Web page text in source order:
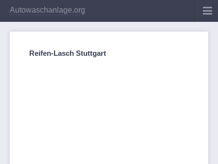
Autowaschanlage.org
Reifen-Lasch Stuttgart